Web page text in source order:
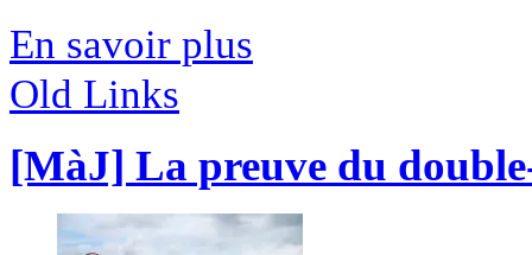
En savoir plus
Old Links
[MàJ] La preuve du